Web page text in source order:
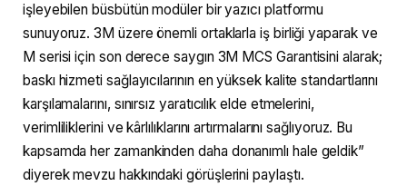
işleyebilen büsbütün modüler bir yazıcı platformu
sunuyoruz. 3M üzere önemli ortaklarla iş birliği yaparak ve
M serisi için son derece saygın 3M MCS Garantisini alarak;
baskı hizmeti sağlayıcılarının en yüksek kalite standartlarını
karşılamalarını, sınırsız yaratıcılık elde etmelerini,
verimliliklerini ve kârlılıklarını artırmalarını sağlıyoruz. Bu
kapsamda her zamankinden daha donanımlı hale geldik”
diyerek mevzu hakkındaki görüşlerini paylaştı.